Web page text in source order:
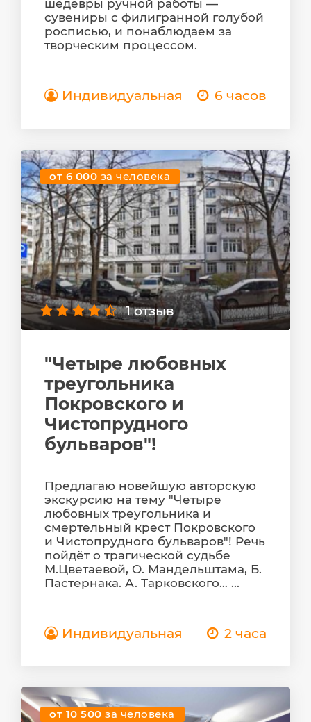
шедевры ручной работы —
сувениры с филигранной голубой
росписью, и понаблюдаем за
творческим процессом.
Индивидуальная 6 часов
от 6 000 за человека
1 отзыв
"Четыре любовных
треугольника
Покровского и
Чистопрудного
бульваров"!
Предлагаю новейшую авторскую
экскурсию на тему "Четыре
любовных треугольника и
смертельный крест Покровского
и Чистопрудного бульваров"! Речь
пойдёт о трагической судьбе
М.Цветаевой, О. Мандельштама, Б.
Пастернака. А. Тарковского… ...
Индивидуальная 2 часа
от 10 500за человека